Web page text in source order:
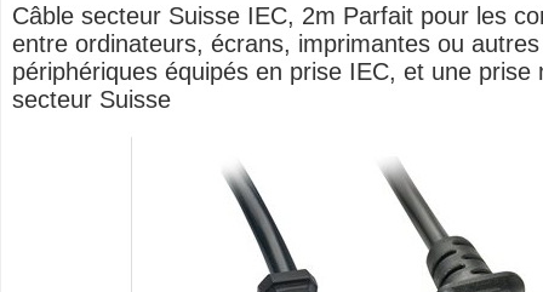
Câble secteur Suisse IEC, 2m Parfait pour les
entre ordinateurs, écrans, imprimantes ou autres
périphériques équipés en prise IEC, et une prise
secteur Suisse